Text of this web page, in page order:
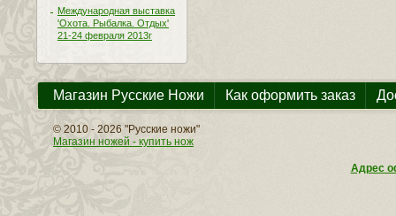
Международная выставка
'Охота. Рыбалка. Отдых'
21-24 февраля 2013г
Магазин Русские Ножи Как оформить заказ
© 2010 - 2026 "Русские ножи"
Магазин ножей - купить нож
Адрес